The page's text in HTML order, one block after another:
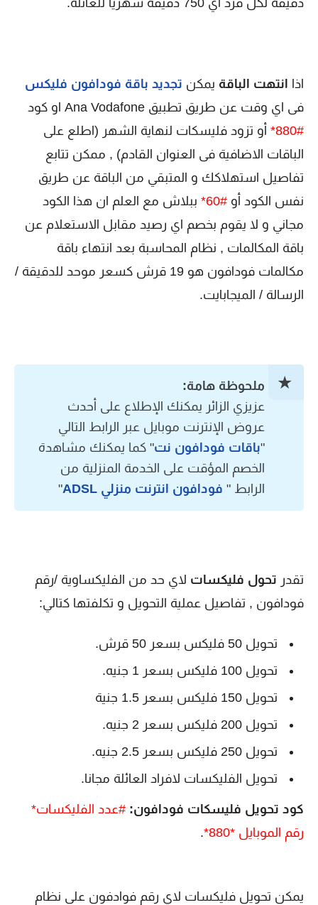
دقيقة لكل فرد اي 750 دقيقة شهرياً للعائلة.
اذا انتهت الباقة يمكن تجديد باقة فودافون فليكس
فى اي وقت عن طريق تطبيق Ana Vodafone او كود
#880*
أو تزود فليسكات لنهاية الشهر (اطلع على
الباقات الاضافية فى العنوان القادم) , ممكن تتابع
تفاصيل استهلاكك و المتبقي من الباقة عن طريق
نفس الكود أو #60* ببلاش مع العلم ان هذا الكود
مجاني و لا يقوم بخصم اي رصيد مقابل الاستعلام عن
باقة المكالمات , نظام المحاسبة بعد انتهاء باقة
مكالمات فودافون هو 19 قرش كسعر موحد للدقيقة /
الرسالة / الميجابايت.
ملحوظة هامة:
عزيزي الزائر يمكنك الإطلاع على أحدث
عروض الإنترنت موبايل عبر الرابط التالي
"باقات فودافون نت" كما يمكنك مشاهدة
الخصم المؤقت على الخدمة المنزلية من
الرابط " فودافون انترنت منزلي ADSL "
تقدر تحول فليكسات لاي حد من الفليكساوية /رقم
فودافون , تفاصيل عملية التحويل و تكلفتها كتالي:
تحويل 50 فليكس بسعر 50 قرش.
تحويل 100 فليكس بسعر 1 جنيه.
تحويل 150 فليكس بسعر 1.5 جنية
تحويل 200 فليكس بسعر 2 جنيه.
تحويل 250 فليكس بسعر 2.5 جنيه.
تحويل الفليكسات لافراد العائلة مجانا.
كود تحويل فليسكات فودافون: #عدد الفليكسات*
رقم الموبايل *880*
.
يمكن تحويل فليكسات لاي رقم فوادفون على نظام